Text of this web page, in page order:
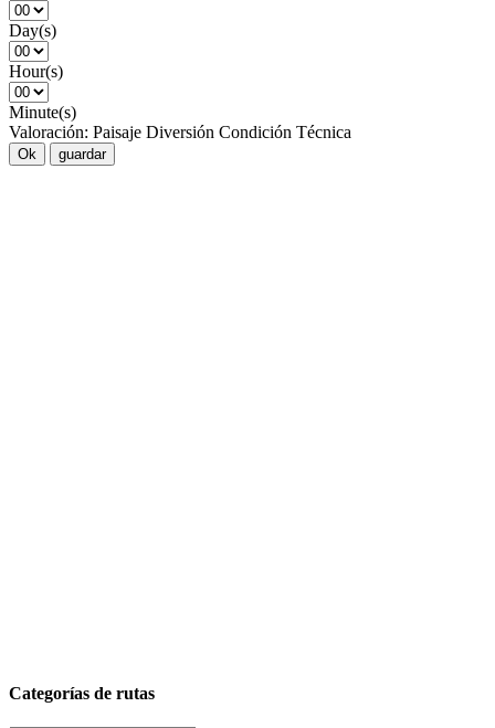
Day(s)
Hour(s)
Minute(s)
Valoración: Paisaje Diversión Condición Técnica
Ok guardar
Categorías de rutas